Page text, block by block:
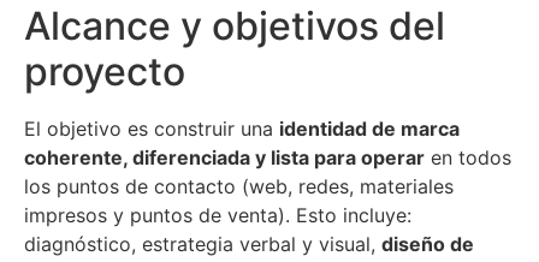
Alcance y objetivos del
proyecto
El objetivo es construir una identidad de marca
coherente, diferenciada y lista para operar en todos
los puntos de contacto (web, redes, materiales
impresos y puntos de venta). Esto incluye:
diagnóstico, estrategia verbal y visual, diseño de